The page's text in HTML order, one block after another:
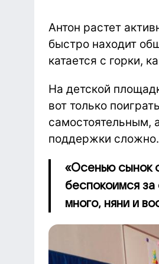
Антон растет
быстро находит
катается с горки,
На детской
вот только
самостоятельным,
поддержки сложно.
«Осенью сынок
беспокоимся
много, няни и